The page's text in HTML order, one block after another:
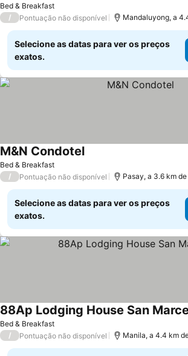
Bed & Breakfast
/ Pontuação não disponível Mandaluyong, a
Selecione as datas para ver os preços
exatos.
Bed & Breakfast
M&N Condotel
/ Pontuação não disponível Pasay, a 3.6 km
Selecione as datas para ver os preços
exatos.
Bed & Breakfast
88Ap Lodging House San
/ Pontuação não disponível Manila, a 4.4 km